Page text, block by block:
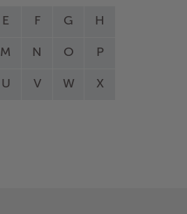
E F G H
M N O P
U V W X